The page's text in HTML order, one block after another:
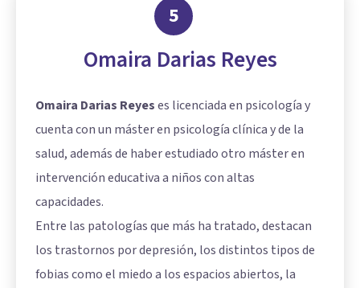
5
Omaira Darias Reyes
Omaira Darias Reyeses licenciada en psicología y
cuenta con un máster en psicología clínica y de la
salud, además de haber estudiado otro máster en
intervención educativa a niños con altas
capacidades.
Entre las patologías que más ha tratado, destacan
los trastornos por depresión, los distintos tipos de
fobias como el miedo a los espacios abiertos, la